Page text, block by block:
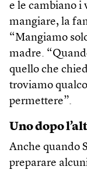
e le cambiano i
mangiare, la
“Mangiamo
madre.
quello che
troviamo
permettere”.
Uno dopo
Anche quando
preparare